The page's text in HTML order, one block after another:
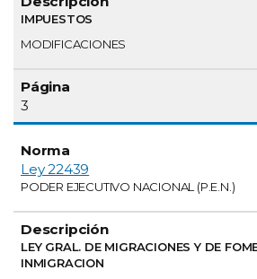
IMPUESTOS
MODIFICACIONES
3
Ley 22439
PODER EJECUTIVO NACIONAL (P.E.N.)
LEY GRAL. DE MIGRACIONES Y DE
INMIGRACION